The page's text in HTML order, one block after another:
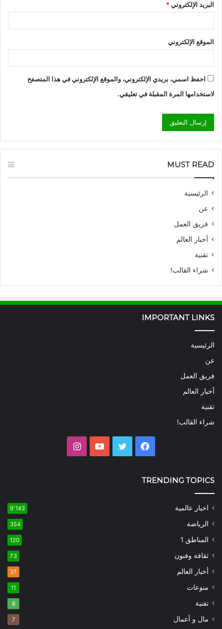
البريد الإلكتروني*
الموقع الإلكتروني
احفظ اسمي، بريدي الإلكتروني، والموقع الإلكتروني في هذا المتصفح
لاستخدامها المرة المقبلة في تعليقي.
MUST READ
الرئيسية
عن
فريق العمل
أخبار العالم
تقنية
شراء القالب!
IMPORTANT LINKS
الرئيسية
عن
فريق العمل
أخبار العالم
تقنية
شراء القالب!
فيسبوك تويتر يوتيوب
TRENDING TOPICS
اخبار عالمية 9٬143
الرياضة 354
المناطق 1 120
ثقافة وفنون 73
أخبار العالم 37
منوعات 11
تقنية 8
مال و أعمال 7